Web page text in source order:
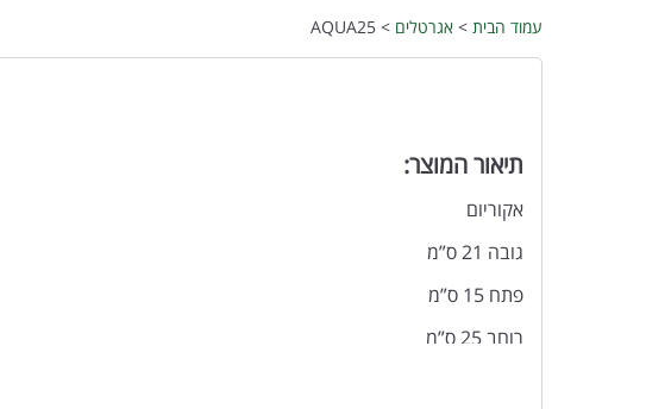
עמוד הבית > אגרטלים > AQUA25
תיאור המוצר:
אקוריום
גובה 21 ס”מ
פתח 15 ס”מ
רוחב 25 ס”מ